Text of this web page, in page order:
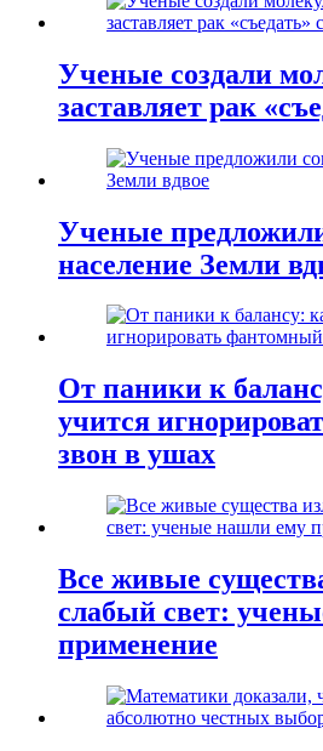
Ученые создали
заставляет рак
Ученые
население Земли
От паники к
учится
звон в ушах
Все живые
слабый свет:
применение